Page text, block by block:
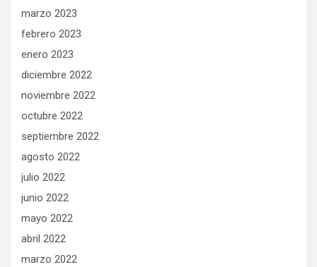
marzo 2023
febrero 2023
enero 2023
diciembre 2022
noviembre 2022
octubre 2022
septiembre 2022
agosto 2022
julio 2022
junio 2022
mayo 2022
abril 2022
marzo 2022